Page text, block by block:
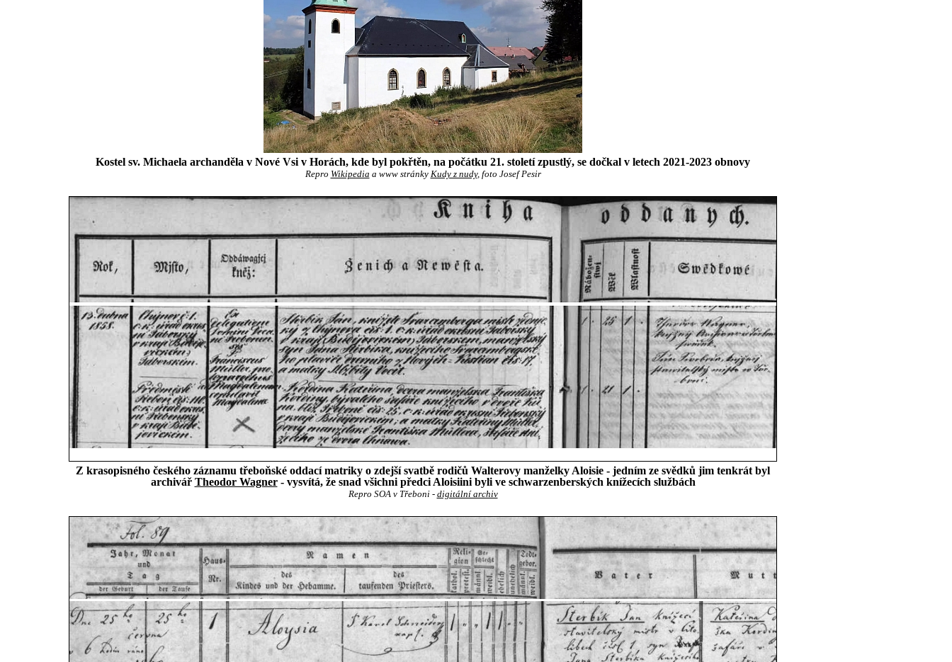
Kostel sv. Michaela archanděla v Nové Vsi v Horách, kde byl pokřtěn, na počátku 21. století zpustlý, se dočkal v letech 2021-2023 obnovy
Repro Wikipedia a www stránky Kudy z nudy, foto Josef Pesir
Z krasopisného českého záznamu třeboňské oddací matriky o zdejší svatbě rodičů Walterovy manželky Aloisie - jedním ze svědků jim tenkrát byl
archivář Theodor Wagner- vysvítá, že snad všichni předci Aloisiini byli ve schwarzenberských knížecích službách
Repro SOA v Třeboni - digitální archiv